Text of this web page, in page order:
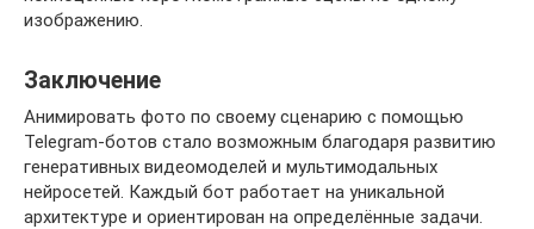
изображению.
Заключение
Анимировать фото по своему сценарию с помощью
Telegram-ботов стало возможным благодаря развитию
генеративных видеомоделей и мультимодальных
нейросетей. Каждый бот работает на уникальной
архитектуре и ориентирован на определённые задачи.